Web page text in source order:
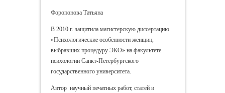
Форопонова Татьяна
В 2010 г. защитила магистерскую диссертацию
«Психологические особенности женщин,
выбравших процедуру ЭКО» на факультете
психологии Санкт-Петербургского
государственного университета.
Автор научный печатных работ, статей и